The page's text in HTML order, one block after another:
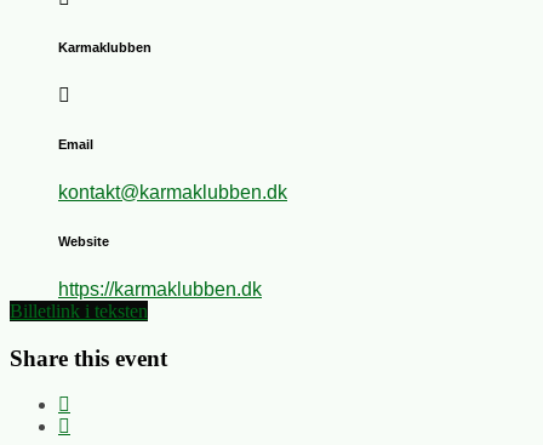
Karmaklubben
Email
kontakt@karmaklubben.dk
Website
https://karmaklubben.dk
Billetlink i teksten
Share this event